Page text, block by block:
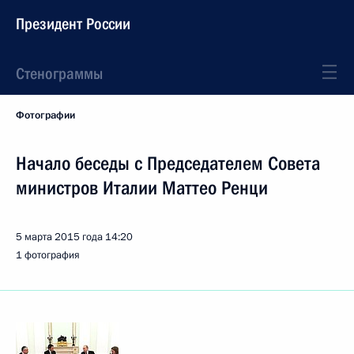
Президент России
Стенограммы
Фотографии
Начало беседы с Председателем Совета
министров Италии Маттео Ренци
5 марта 2015 года 14:20
1 фотография